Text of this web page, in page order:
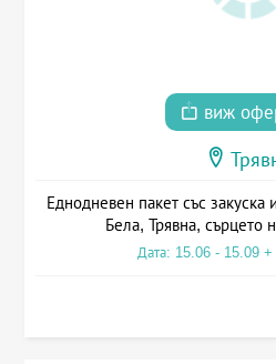
виж
Еднодневен пакет със
Бела, Трявна, сърцето
Дата: 15.06 - 15.09 +